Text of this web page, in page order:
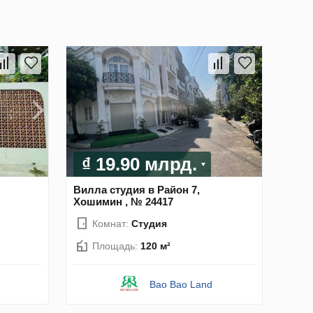
₫ 19.90 млрд.
Вилла студия в Район 7,
Хошимин , № 24417
Комнат: Студия
Площадь: 120 м²
Bao Bao Land